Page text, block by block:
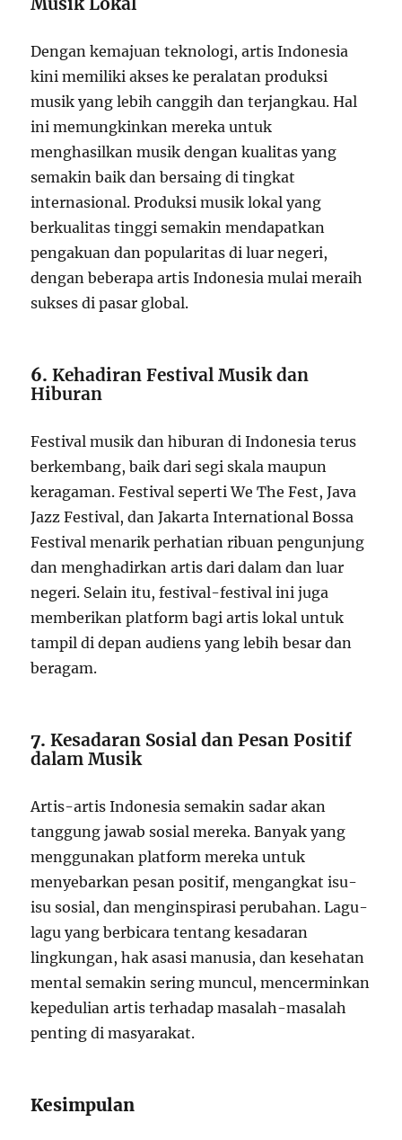
Dengan kemajuan teknologi, artis Indonesia
kini memiliki akses ke peralatan produksi
musik yang lebih canggih dan terjangkau. Hal
ini memungkinkan mereka untuk
menghasilkan musik dengan kualitas yang
semakin baik dan bersaing di tingkat
internasional. Produksi musik lokal yang
berkualitas tinggi semakin mendapatkan
pengakuan dan popularitas di luar negeri,
dengan beberapa artis Indonesia mulai meraih
sukses di pasar global.
6.Kehadiran Festival Musik dan
Hiburan
Festival musik dan hiburan di Indonesia terus
berkembang, baik dari segi skala maupun
keragaman. Festival seperti We The Fest, Java
Jazz Festival, dan Jakarta International Bossa
Festival menarik perhatian ribuan pengunjung
dan menghadirkan artis dari dalam dan luar
negeri. Selain itu, festival-festival ini juga
memberikan platform bagi artis lokal untuk
tampil di depan audiens yang lebih besar dan
beragam.
7.Kesadaran Sosial dan Pesan Positif
dalam Musik
Artis-artis Indonesia semakin sadar akan
tanggung jawab sosial mereka. Banyak yang
menggunakan platform mereka untuk
menyebarkan pesan positif, mengangkat isu-
isu sosial, dan menginspirasi perubahan. Lagu-
lagu yang berbicara tentang kesadaran
lingkungan, hak asasi manusia, dan kesehatan
mental semakin sering muncul, mencerminkan
kepedulian artis terhadap masalah-masalah
penting di masyarakat.
Kesimpulan